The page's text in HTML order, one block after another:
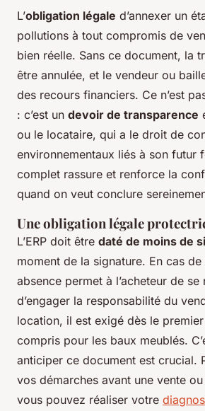
L’obligation légale d’annexer un
pollutions à tout compromis de
bien réelle. Sans ce document, la
être annulée, et le vendeur ou
des recours financiers. Ce n’est
: c’est un devoir de transparence
ou le locataire, qui a le droit de
environnementaux liés à son futur
complet rassure et renforce la
quand on veut conclure
Une obligation légale
L’ERP doit être daté de moins de
moment de la signature. En cas
absence permet à l’acheteur de
d’engager la responsabilité du
location, il est exigé dès le
compris pour les baux meublés.
anticiper ce document est crucial.
vos démarches avant une vente
vous pouvez réaliser votre